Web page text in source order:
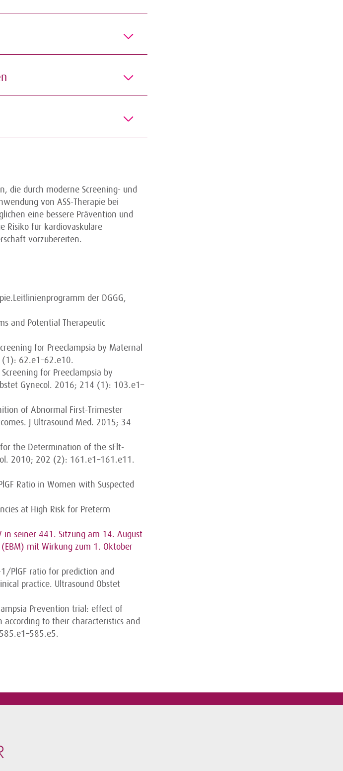
die durch moderne Screening- und
von ASS-Therapie bei
eine bessere Prävention und
Risiko für kardiovaskuläre
vorzubereiten.
der DGGG,
and Potential Therapeutic
for Preeclampsia by Maternal
(1): 62.e1–62.e10.
for Preeclampsia by
Gynecol. 2016; 214 (1): 103.e1–
of Abnormal First-Trimester
J Ultrasound Med. 2015; 34
the Determination of the sFlt-
2010; 202 (2): 161.e1–161.e11.
Ratio in Women with Suspected
at High Risk for Preterm
in seiner 441. Sitzung am 14. August
mit Wirkung zum 1. Oktober
PlGF ratio for prediction and
practice. Ultrasound Obstet
Prevention trial: effect of
to their characteristics and